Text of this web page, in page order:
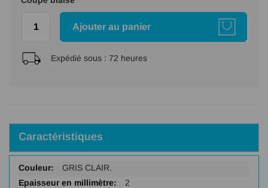
Ajouter au panier
Expédié sous : 72 heures
Caractéristiques
Plus
d'infos
GRIS CLAIR.
2